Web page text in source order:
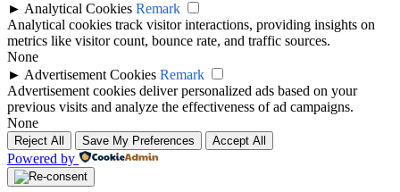
► Analytical Cookies Remark
Analytical cookies track visitor interactions, providing insights on
metrics like visitor count, bounce rate, and traffic sources.
None
► Advertisement Cookies Remark
Advertisement cookies deliver personalized ads based on your
previous visits and analyze the effectiveness of ad campaigns.
None
Reject All Save My Preferences Accept All
Powered by